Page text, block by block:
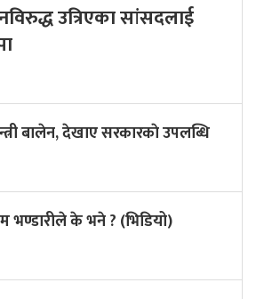
उत्रिएका सांसदलाई
बालेन, देखाए सरकारकाे उपलब्धि
भण्डारीले के भने ? (भिडियो)